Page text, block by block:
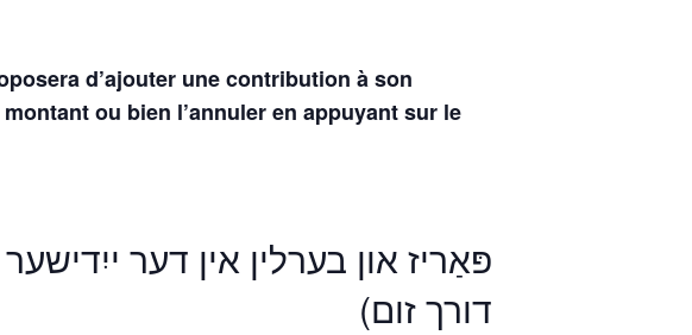
d’ajouter une contribution à son
ou bien l’annuler en appuyant sur le
פּאַריז און בערלין אין דער
דורך זום)